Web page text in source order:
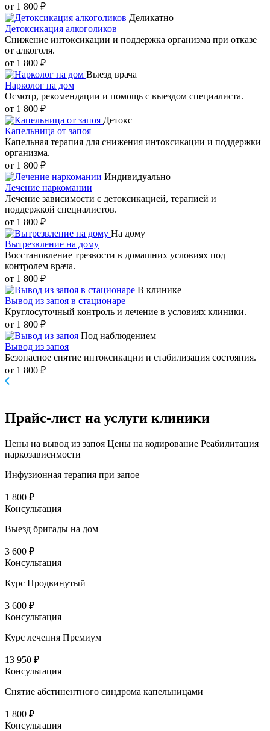
от 1 800 ₽
Деликатно
Детоксикация алкоголиков
Снижение интоксикации и поддержка организма при отказе
от алкоголя.
от 1 800 ₽
Выезд врача
Нарколог на дом
Осмотр, рекомендации и помощь с выездом специалиста.
от 1 800 ₽
Детокс
Капельница от запоя
Капельная терапия для снижения интоксикации и поддержки
организма.
от 1 800 ₽
Индивидуально
Лечение наркомании
Лечение зависимости с детоксикацией, терапией и
поддержкой специалистов.
от 1 800 ₽
На дому
Вытрезвление на дому
Восстановление трезвости в домашних условиях под
контролем врача.
от 1 800 ₽
В клинике
Вывод из запоя в стационаре
Круглосуточный контроль и лечение в условиях клиники.
от 1 800 ₽
Под наблюдением
Вывод из запоя
Безопасное снятие интоксикации и стабилизация состояния.
от 1 800 ₽
Прайс-лист на услуги клиники
Цены на вывод из запоя Цены на кодирование Реабилитация
наркозависимости
Инфузионная терапия при запое
1 800 ₽
Консультация
Выезд бригады на дом
3 600 ₽
Консультация
Курс Продвинутый
3 600 ₽
Консультация
Курс лечения Премиум
13 950 ₽
Консультация
Снятие абстинентного синдрома капельницами
1 800 ₽
Консультация